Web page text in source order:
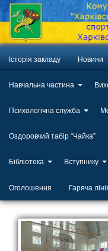
Історія закладу Новини
Навчальна частина
Психологічна служба
Оздоровчий табір “Чайка”
Бібліотека Вступнику
Оголошення Гаряча